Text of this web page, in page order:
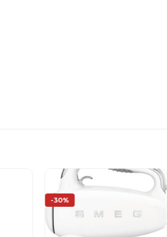
-30%